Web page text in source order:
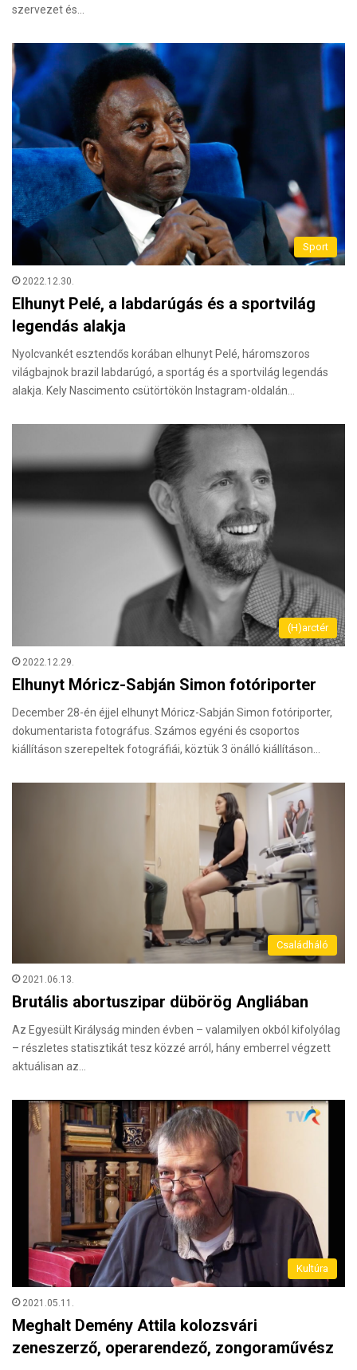
szervezet és…
Sport
2022.12.30.
Elhunyt Pelé, a labdarúgás és a sportvilág
legendás alakja
Nyolcvankét esztendős korában elhunyt Pelé, háromszoros
világbajnok brazil labdarúgó, a sportág és a sportvilág legendás
alakja. Kely Nascimento csütörtökön Instagram-oldalán…
(H)arctér
2022.12.29.
Elhunyt Móricz-Sabján Simon fotóriporter
December 28-én éjjel elhunyt Móricz-Sabján Simon fotóriporter,
dokumentarista fotográfus. Számos egyéni és csoportos
kiállításon szerepeltek fotográfiái, köztük 3 önálló kiállításon…
Családháló
2021.06.13.
Brutális abortuszipar dübörög Angliában
Az Egyesült Királyság minden évben – valamilyen okból kifolyólag
– részletes statisztikát tesz közzé arról, hány emberrel végzett
aktuálisan az…
Kultúra
2021.05.11.
Meghalt Demény Attila kolozsvári
zeneszerző, operarendező, zongoraművész